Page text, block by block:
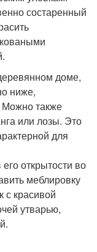
состаренный
доме,
ниже,
Можно также
или лозы. Это
для
открытости во
меблировку
с красивой
утварью,